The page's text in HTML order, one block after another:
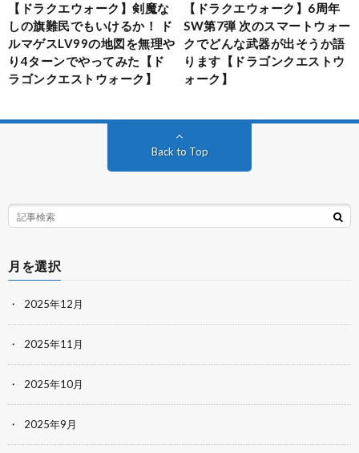
【ドラクエウォーク】剣魔な
しの旗難民でもいけるか！ ド
ルマゲスLV99の地図を無理や
り4ターンでやってみた【ド
ラゴンクエストウォーク】
【ドラクエウォーク】6周年
SW第7弾 次のスマートウォー
クでどんな武器が出そうか語
ります【ドラゴンクエストウ
ォーク】
Back to Top
月を選択
2025年12月
2025年11月
2025年10月
2025年9月